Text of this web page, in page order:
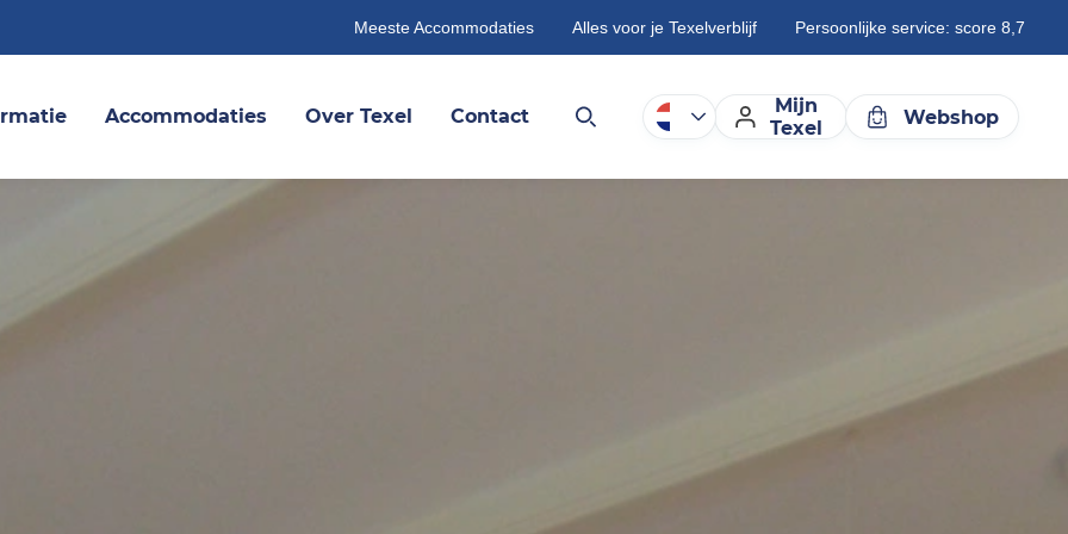
Meeste Accommodaties Alles voor je Texelverblijf Persoonlijke service: score 8,7
Accommodaties Over Texel Contact
Mijn
Texel
Webshop